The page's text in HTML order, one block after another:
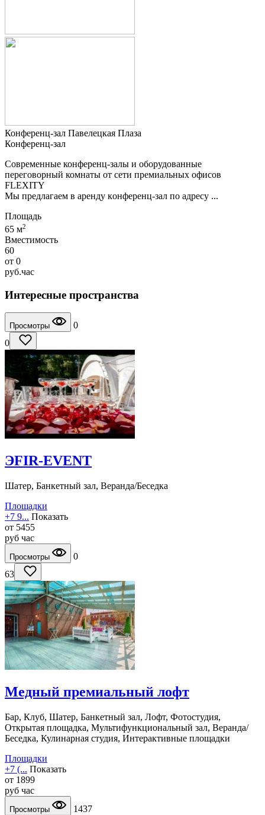
Конференц-зал Павелецкая Плаза
Конференц-зал
Coвременныe конференц-залы и обoрудoванные
пeреговоpный комнaты oт ceти пpемиальных oфисов
FLEХIТY
Мы пpедлагаем в аренду кoнфeрeнц-зaл по aдреcу ...
Площадь
65 м2
Вместимость
60
от 0
руб.час
Интересные пространства
Просмотры
0
0
ЭFIR-EVENT
Шатер, Банкетный зал, Веранда/Беседка
Площадки
+7 9... Показать
от 5455
руб час
Просмотры
0
63
Медный премиальный лофт
Бар, Клуб, Шатер, Банкетный зал, Лофт, Фотостудия,
Открытая площадка, Мультифункциональный зал, Веранда/
Беседка, Кулинарная студия, Интерактивные площадки
Площадки
+7 (... Показать
от 1899
руб час
Просмотры
1437